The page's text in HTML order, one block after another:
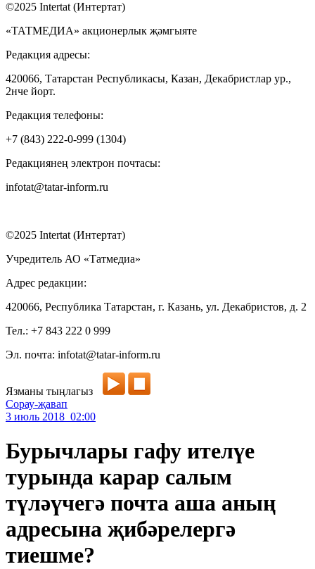
©2025 Intertat (Интертат)
«ТАТМЕДИА» акционерлык җәмгыяте
Редакция адресы:
420066, Татарстан Республикасы, Казан, Декабристлар ур.,
2нче йорт.
Редакция телефоны:
+7 (843) 222-0-999 (1304)
Редакциянең электрон почтасы:
infotat@tatar-inform.ru
©2025 Intertat (Интертат)
Учредитель АО «Татмедиа»
Адрес редакции:
420066, Республика Татарстан, г. Казань, ул. Декабристов, д. 2
Тел.: +7 843 222 0 999
Эл. почта: infotat@tatar-inform.ru
Язманы тыңлагыз
Сорау-җавап
3 июль 2018 02:00
Бурычлары гафу ителүе
турында карар салым
түләүчегә почта аша аның
адресына җибәрелергә
тиешме?